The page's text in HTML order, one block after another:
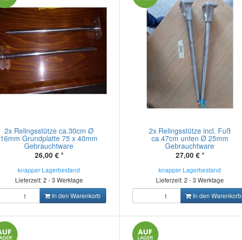
2x Relingsstütze ca.30cm Ø
16mm Grundplatte 75 x 40mm
Gebrauchtware
26,00 € *
knapper Lagerbestand
Lieferzeit: 2 - 3 Werktage
In den Warenkorb
2x Relingsstütze incl. Fuß
ca.47cm unten Ø 25mm
Gebrauchtware
27,00 € *
knapper Lagerbestand
Lieferzeit: 2 - 3 Werktage
In den Warenkorb